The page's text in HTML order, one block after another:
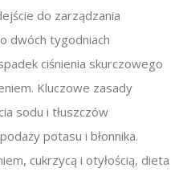
do zarządzania
dwóch tygodniach
ciśnienia skurczowego
Kluczowe zasady
sodu i tłuszczów
potasu i błonnika.
cukrzycą i otyłością, dieta